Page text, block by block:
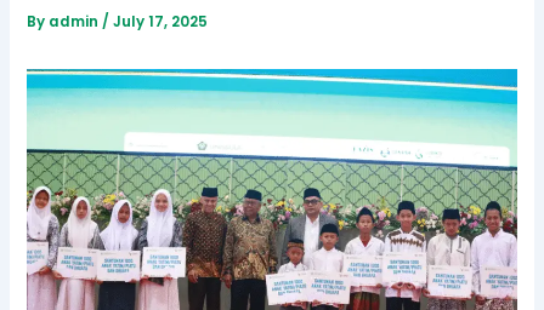
By admin/July 17, 2025